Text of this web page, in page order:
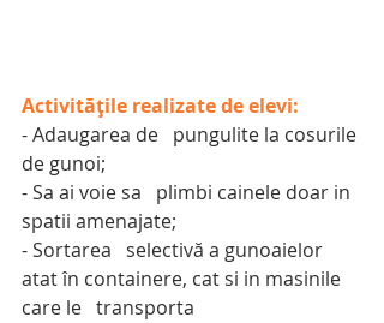
Activitățile realizate de elevi:
- Adaugarea de   pungulite la cosurile
de gunoi;
- Sa ai voie sa   plimbi cainele doar in
spatii amenajate;
- Sortarea   selectivă a gunoaielor
atat în containere, cat si in masinile
care le   transporta